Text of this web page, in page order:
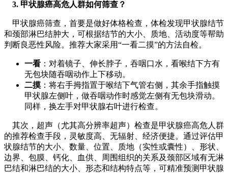
3. 甲状腺癌高危人群如何筛查？
甲状腺癌筛查，首要是做好体格检查，体检发现甲状腺结节
和颈部淋巴结肿大，可根据结节的大小、质地、活动度等帮助
判断良恶性风险。推荐大家采用“一看二摸”的方法自检。
一看 ：对着镜子、伸长脖子，吞咽口水，看喉结下方有
无包块随吞咽动作上下移动。
二摸 ：将右手拇指置于喉结下气管右侧，其余手指触摸
甲状腺左侧叶，做吞咽动作时感觉左侧有无包块滑动。
同样，换左手对甲状腺右叶进行检查。
其次，超声（尤其高分辨率超声）检查是甲状腺癌高危人群
的推荐检查手段，灵敏度高、无辐射、经济便捷。通过评估甲
状腺结节的大小、数量、位置、质地（实性或囊性）、形状、
边界、包膜、钙化、血供、周围组织的关系及颈部区域有无淋
巴结和淋巴结的大小、形态和结构特点等，可精准预测甲状腺